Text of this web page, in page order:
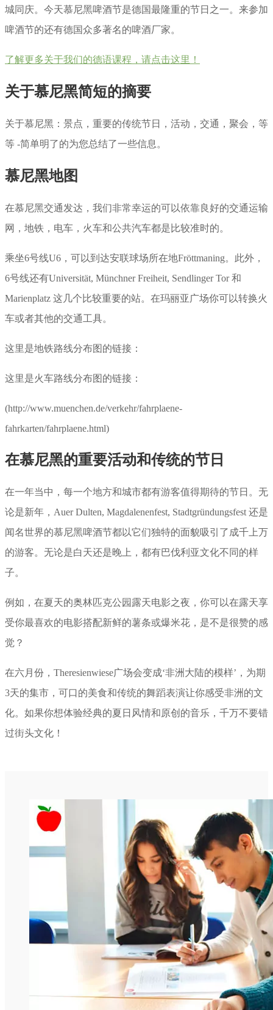
城同庆。今天慕尼黑啤酒节是德国最隆重的节日之一。来参加
啤酒节的还有德国众多著名的啤酒厂家。
了解更多关于我们的德语课程，请点击这里！
关于慕尼黑简短的摘要
关于慕尼黑：景点，重要的传统节日，活动，交通，聚会，等
等 -简单明了的为您总结了一些信息。
慕尼黑地图
在慕尼黑交通发达，我们非常幸运的可以依靠良好的交通运输
网，地铁，电车，火车和公共汽车都是比较准时的。
乘坐6号线U6，可以到达安联球场所在地Fröttmaning。此外，
6号线还有Universität, Münchner Freiheit, Sendlinger Tor 和
Marienplatz 这几个比较重要的站。在玛丽亚广场你可以转换火
车或者其他的交通工具。
这里是地铁路线分布图的链接：
这里是火车路线分布图的链接：
(http://www.muenchen.de/verkehr/fahrplaene-
fahrkarten/fahrplaene.html)
在慕尼黑的重要活动和传统的节日
在一年当中，每一个地方和城市都有游客值得期待的节日。无
论是新年，Auer Dulten, Magdalenenfest, Stadtgründungsfest 还是
闻名世界的慕尼黑啤酒节都以它们独特的面貌吸引了成千上万
的游客。无论是白天还是晚上，都有巴伐利亚文化不同的样
子。
例如，在夏天的奥林匹克公园露天电影之夜，你可以在露天享
受你最喜欢的电影搭配新鲜的薯条或爆米花，是不是很赞的感
觉？
在六月份，Theresienwiese广场会变成‘非洲大陆的模样’，为期
3天的集市，可口的美食和传统的舞蹈表演让你感受非洲的文
化。如果你想体验经典的夏日风情和原创的音乐，千万不要错
过街头文化！